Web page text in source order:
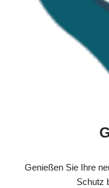
Genießen Sie Ihre
Schutz